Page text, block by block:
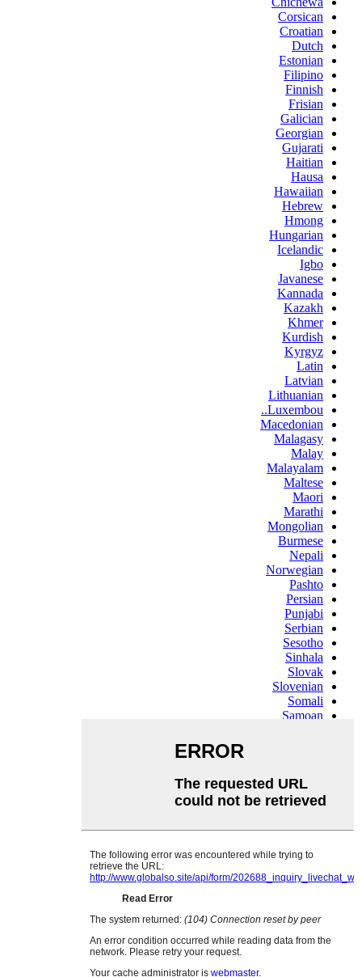
Corsican
Croatian
Dutch
Estonian
Filipino
Finnish
Frisian
Galician
Georgian
Gujarati
Haitian
Hausa
Hawaiian
Hebrew
Hmong
Hungarian
Icelandic
Igbo
Javanese
Kannada
Kazakh
Khmer
Kurdish
Kyrgyz
Latin
Latvian
Lithuanian
Luxembou..
Macedonian
Malagasy
Malay
Malayalam
Maltese
Maori
Marathi
Mongolian
Burmese
Nepali
Norwegian
Pashto
Persian
Punjabi
Serbian
Sesotho
Sinhala
Slovak
Slovenian
Somali
Samoan
Swahili
Tajik
Telugu
Ukrainian
Urdu
Welsh
Xhosa